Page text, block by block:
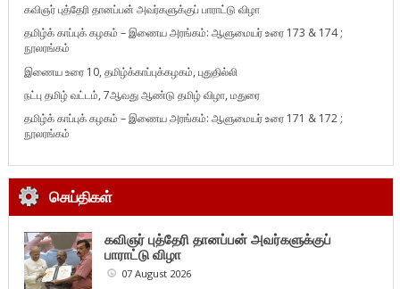
கவிஞர் புத்தேரி தானப்பன் அவர்களுக்குப் பாராட்டு விழா
தமிழ்க் காப்புக் கழகம் – இணைய அரங்கம்: ஆளுமையர் உரை 173 & 174 ;
நூலரங்கம்
இணைய உரை 10, தமிழ்க்காப்புக்கழகம், புதுதில்லி
நட்பு தமிழ் வட்டம், 7ஆவது ஆண்டு தமிழ் விழா, மதுரை
தமிழ்க் காப்புக் கழகம் – இணைய அரங்கம்: ஆளுமையர் உரை 171 & 172 ;
நூலரங்கம்
செய்திகள்
கவிஞர் புத்தேரி தானப்பன் அவர்களுக்குப்
பாராட்டு விழா
07 August 2026